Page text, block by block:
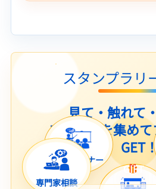
スタンプラリ
見て・触れて
スタンプを集め
GET
ミニセミナー
専門家相談
GIFT